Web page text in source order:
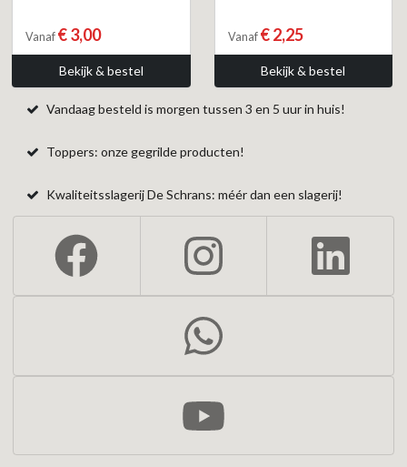
Vanaf € 3,00
Bekijk & bestel
Vanaf € 2,25
Bekijk & bestel
Vandaag besteld is morgen tussen 3 en 5 uur in huis!
Toppers: onze gegrilde producten!
Kwaliteitsslagerij De Schrans: méér dan een slagerij!